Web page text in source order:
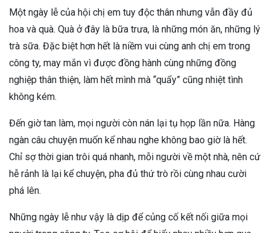
Một ngày lễ của hội chị em tuy độc thân nhưng vẫn đầy đủ
hoa và quà. Quà ở đây là bữa trưa, là những món ăn, những lý
trà sữa. Đặc biệt hơn hết là niềm vui cùng anh chị em trong
công ty, may mắn vì được đồng hành cùng những đồng
nghiệp thân thiện, làm hết mình mà “quẩy” cũng nhiệt tình
không kém.
Đến giờ tan làm, mọi người còn nán lại tụ họp lần nữa. Hàng
ngàn câu chuyện muốn kể nhau nghe không bao giờ là hết.
Chỉ sợ thời gian trôi quá nhanh, mỗi người về một nhà, nên cứ
hễ rảnh là lại kể chuyện, pha đủ thứ trò rồi cùng nhau cười
phá lên.
Những ngày lễ như vậy là dịp để củng cố kết nối giữa mọi